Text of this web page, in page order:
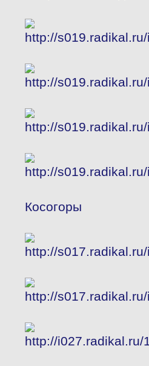
Косогоры